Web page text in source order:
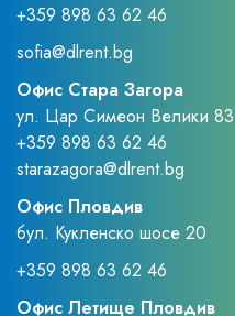
+359 898 63 62 46
sofia@dlrent.bg
Офис Стара Загора
ул. Цар Симеон Велики 83
+359 898 63 62 46
starazagora@dlrent.bg
Офис Пловдив
бул. Кукленско шосе 20
+359 898 63 62 46
Офис Летище Пловдив